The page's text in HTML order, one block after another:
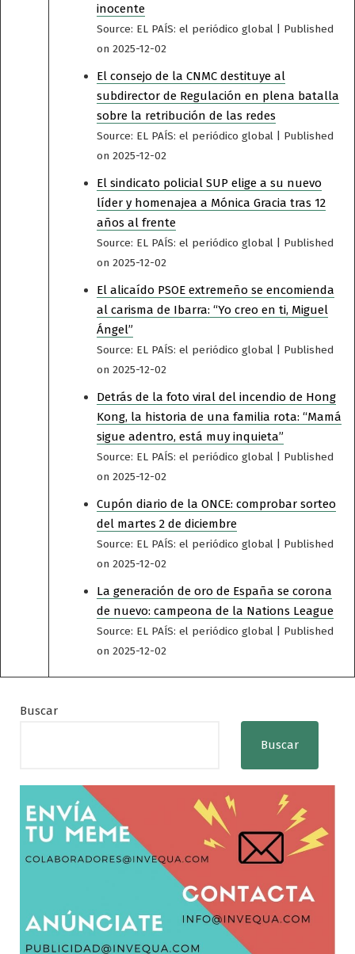
inocente
Source: EL PAÍS: el periódico global
Published
on 2025-12-02
El consejo de la CNMC destituye al
subdirector de Regulación en plena batalla
sobre la retribución de las redes
Source: EL PAÍS: el periódico global
Published
on 2025-12-02
El sindicato policial SUP elige a su nuevo
líder y homenajea a Mónica Gracia tras 12
años al frente
Source: EL PAÍS: el periódico global
Published
on 2025-12-02
El alicaído PSOE extremeño se encomienda
al carisma de Ibarra: “Yo creo en ti, Miguel
Ángel”
Source: EL PAÍS: el periódico global
Published
on 2025-12-02
Detrás de la foto viral del incendio de Hong
Kong, la historia de una familia rota: “Mamá
sigue adentro, está muy inquieta”
Source: EL PAÍS: el periódico global
Published
on 2025-12-02
Cupón diario de la ONCE: comprobar sorteo
del martes 2 de diciembre
Source: EL PAÍS: el periódico global
Published
on 2025-12-02
La generación de oro de España se corona
de nuevo: campeona de la Nations League
Source: EL PAÍS: el periódico global
Published
on 2025-12-02
Buscar
Buscar